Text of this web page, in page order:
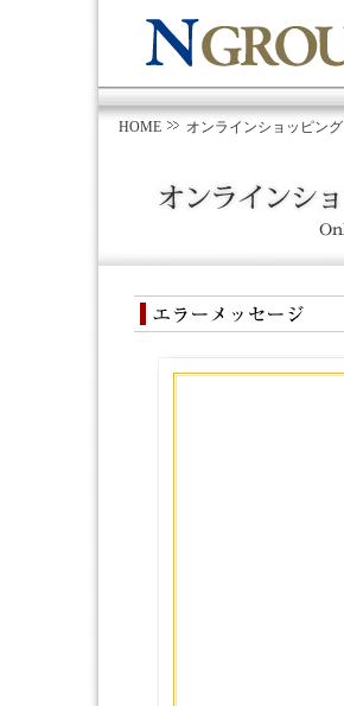
HOME オンラインショッピング